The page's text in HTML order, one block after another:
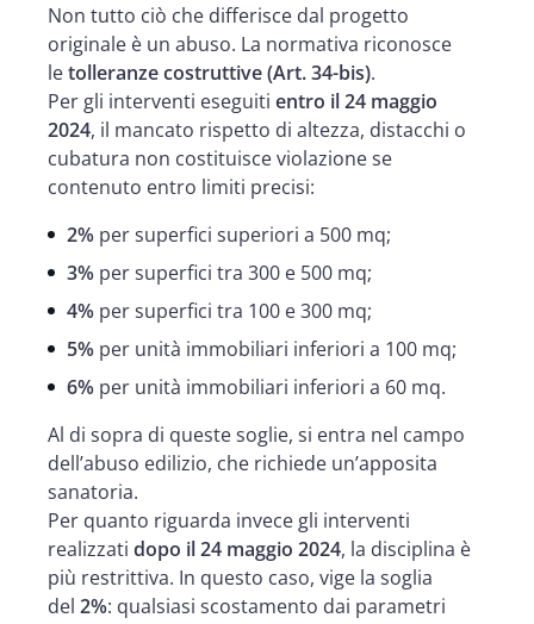
Non tutto ciò che differisce dal progetto
originale è un abuso. La normativa riconosce
letolleranze costruttive (Art. 34-bis).
Per gli interventi eseguiti entro il 24 maggio
2024, il mancato rispetto di altezza, distacchi o
cubatura non costituisce violazione se
contenuto entro limiti precisi:
2% per superfici superiori a 500 mq;
3% per superfici tra 300 e 500 mq;
4% per superfici tra 100 e 300 mq;
5% per unità immobiliari inferiori a 100 mq;
6% per unità immobiliari inferiori a 60 mq.
Al di sopra di queste soglie, si entra nel campo
dell’abuso edilizio, che richiede un’apposita
sanatoria.
Per quanto riguarda invece gli interventi
realizzati dopo il 24 maggio 2024, la disciplina è
più restrittiva. In questo caso, vige la soglia
del 2%: qualsiasi scostamento dai parametri